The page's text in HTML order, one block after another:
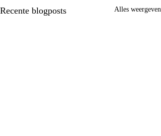
Recente blogposts Alles weergeven